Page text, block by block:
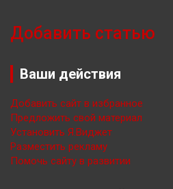
Добавить статью
Ваши действия
Добавить сайт в избранное
Предложить свой материал
Установить Я.Виджет
Разместить рекламу
Помочь сайту в развитии